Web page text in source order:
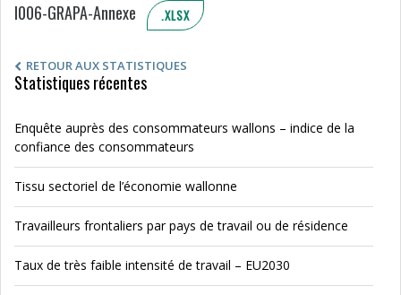
I006-GRAPA-Annexe .XLSX
RETOUR AUX STATISTIQUES
Statistiques récentes
Enquête auprès des consommateurs wallons – indice de la
confiance des consommateurs
Tissu sectoriel de l’économie wallonne
Travailleurs frontaliers par pays de travail ou de résidence
Taux de très faible intensité de travail – EU2030